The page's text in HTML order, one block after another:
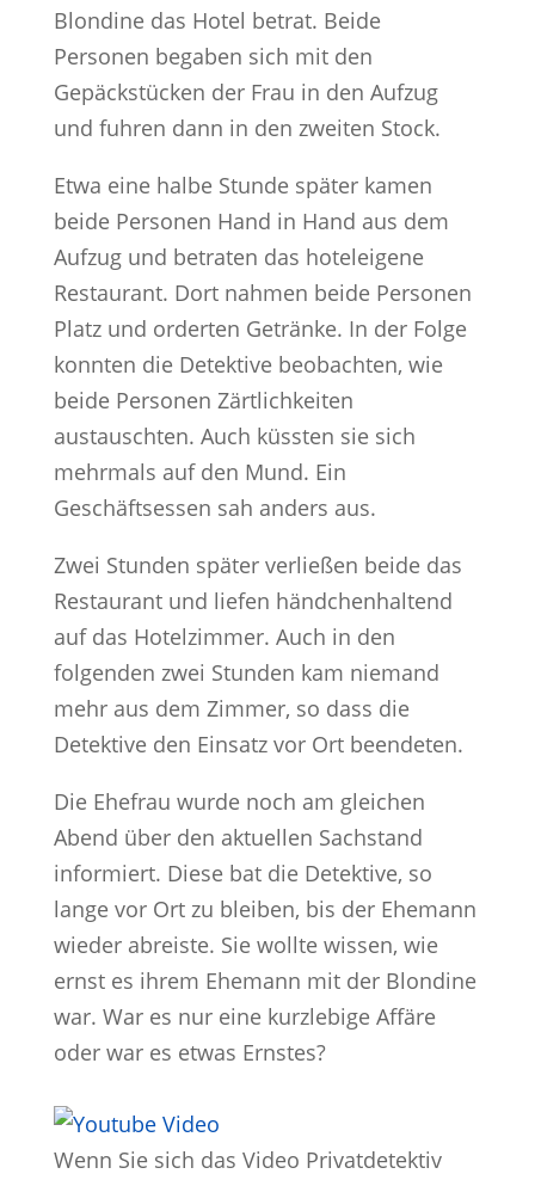
Blondine das Hotel betrat. Beide
Personen begaben sich mit den
Gepäckstücken der Frau in den Aufzug
und fuhren dann in den zweiten Stock.
Etwa eine halbe Stunde später kamen
beide Personen Hand in Hand aus dem
Aufzug und betraten das hoteleigene
Restaurant. Dort nahmen beide Personen
Platz und orderten Getränke. In der Folge
konnten die Detektive beobachten, wie
beide Personen Zärtlichkeiten
austauschten. Auch küssten sie sich
mehrmals auf den Mund. Ein
Geschäftsessen sah anders aus.
Zwei Stunden später verließen beide das
Restaurant und liefen händchenhaltend
auf das Hotelzimmer. Auch in den
folgenden zwei Stunden kam niemand
mehr aus dem Zimmer, so dass die
Detektive den Einsatz vor Ort beendeten.
Die Ehefrau wurde noch am gleichen
Abend über den aktuellen Sachstand
informiert. Diese bat die Detektive, so
lange vor Ort zu bleiben, bis der Ehemann
wieder abreiste. Sie wollte wissen, wie
ernst es ihrem Ehemann mit der Blondine
war. War es nur eine kurzlebige Affäre
oder war es etwas Ernstes?
Wenn Sie sich das Video Privatdetektiv